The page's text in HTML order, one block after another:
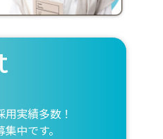
実績多数！
中です。